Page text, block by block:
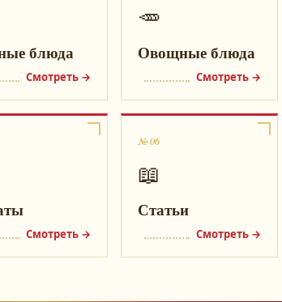
блюда
Смотреть →
🥕
Овощные блюда
Смотреть →
Смотреть →
№ 06
📖
Статьи
Смотреть →